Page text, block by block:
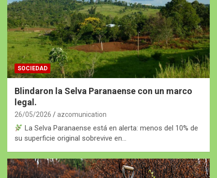
SOCIEDAD
Blindaron la Selva Paranaense con un marco
legal.
26/05/2026 azcomunication
La Selva Paranaense está en alerta: menos del 10% de
su superficie original sobrevive en…